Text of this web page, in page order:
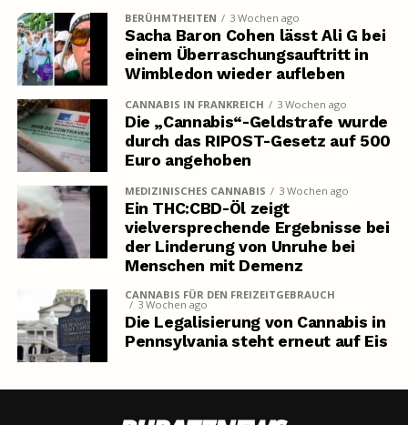
BERÜHMTHEITEN 3 Wochen ago
Sacha Baron Cohen lässt Ali G bei
einem Überraschungsauftritt in
Wimbledon wieder aufleben
CANNABIS IN FRANKREICH 3 Wochen ago
Die „Cannabis“-Geldstrafe wurde
durch das RIPOST-Gesetz auf 500
Euro angehoben
MEDIZINISCHES CANNABIS 3 Wochen ago
Ein THC:CBD-Öl zeigt
vielversprechende Ergebnisse bei
der Linderung von Unruhe bei
Menschen mit Demenz
CANNABIS FÜR DEN FREIZEITGEBRAUCH
3 Wochen ago
Die Legalisierung von Cannabis in
Pennsylvania steht erneut auf Eis